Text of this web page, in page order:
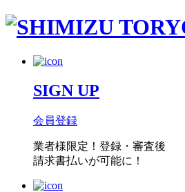
SIGN UP
会員登録
業者様限定！ 登録・審査後
請求書払いが可能に！